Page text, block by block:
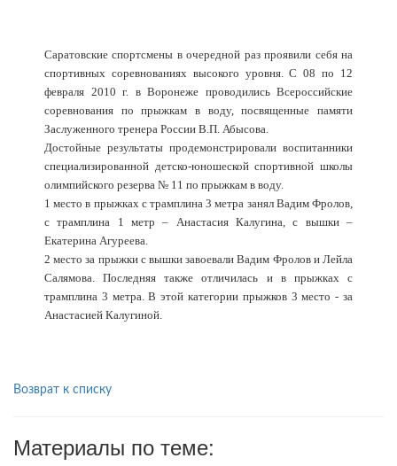
Саратовские спортсмены в очередной раз проявили себя на
спортивных соревнованиях высокого уровня. С 08 по 12
февраля 2010 г. в Воронеже проводились Всероссийские
соревнования по прыжкам в воду, посвященные памяти
Заслуженного тренера России В.П. Абысова.
Достойные результаты продемонстрировали воспитанники
специализированной детско-юношеской спортивной школы
олимпийского резерва № 11 по прыжкам в воду.
1 место в прыжках с трамплина 3 метра занял Вадим Фролов,
с трамплина 1 метр – Анастасия Калугина, с вышки –
Екатерина Агуреева.
2 место за прыжки с вышки завоевали Вадим Фролов и Лейла
Салямова. Последняя также отличилась и в прыжках с
трамплина 3 метра. В этой категории прыжков 3 место - за
Анастасией Калугиной.
Возврат к списку
Материалы по теме: